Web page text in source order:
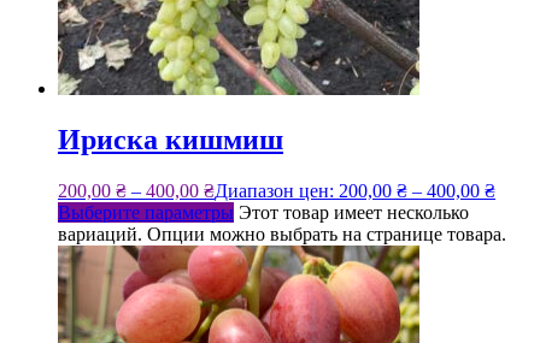
Ириска кишмиш
200,00 ₴ – 400,00 ₴Диапазон цен: 200,00 ₴ – 400,00 ₴
Выберите параметры Этот товар имеет несколько
вариаций. Опции можно выбрать на странице товара.